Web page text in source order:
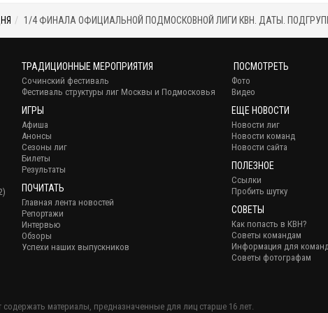
1/4 ФИНАЛА ОФИЦИАЛЬНОЙ ПОДМОСКОВНОЙ ЛИГИ КВН. ДАТЫ.
ТРАДИЦИОННЫЕ МЕРОПРИЯТИЯ
Сочинский фестиваль
Фестиваль структуры лиг Москвы и Подмосковья
ИГРЫ
Афиша
Анонсы
Сезоны лиг
Билеты
Результаты
ПОЧИТАТЬ
Главная лента новостей
Репортажи
Интервью
Обзоры
Успехи наших выпускников
ПОСМОТРЕТЬ
Фото
Видео
ЕЩЕ НОВОСТИ
Новости лиг
Новости команд
Новости сайта
ПОЛЕЗНОЕ
Ссылки
Пробить шутку
СОВЕТЫ
Как попасть в КВН?
Советы командам
Информация для команд
Советы фотографам
содержать материалы, предназначенные для лиц старше 16 лет.